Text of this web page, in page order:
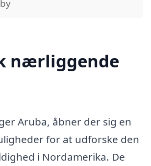
nærliggende
Aruba, åbner der sig en
for at udforske den
i Nordamerika. De